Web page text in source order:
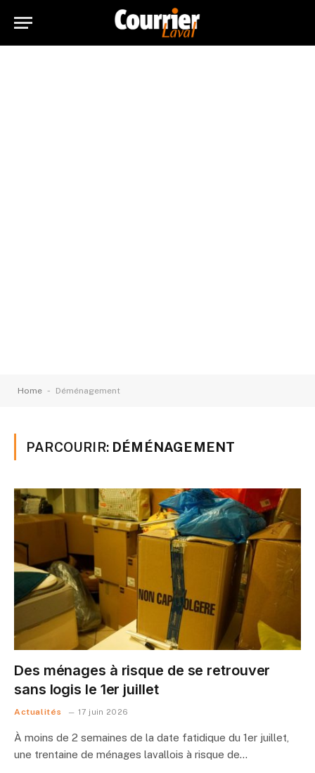
Home - Déménagement
PARCOURIR: DÉMÉNAGEMENT
Des ménages à risque de se retrouver
sans logis le 1er juillet
Actualités 17 juin 2026
À moins de 2 semaines de la date fatidique du 1er juillet,
une trentaine de ménages lavallois à risque de…